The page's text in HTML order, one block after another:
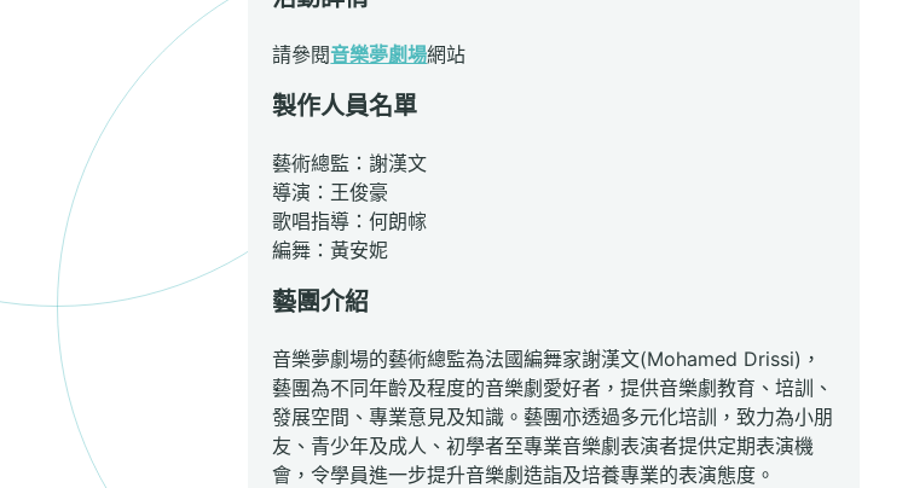
請參閱音樂夢劇場網站
製作人員名單
藝術總監：謝漢文
導演：王俊豪
歌唱指導：何朗幏
編舞：黃安妮
藝團介紹
音樂夢劇場的藝術總監為法國編舞家謝漢文(Mohamed Drissi)，
藝團為不同年齡及程度的音樂劇愛好者，提供音樂劇教育、培訓、
發展空間、專業意見及知識。藝團亦透過多元化培訓，致力為小朋
友、青少年及成人、初學者至專業音樂劇表演者提供定期表演機
會，令學員進一步提升音樂劇造詣及培養專業的表演態度。